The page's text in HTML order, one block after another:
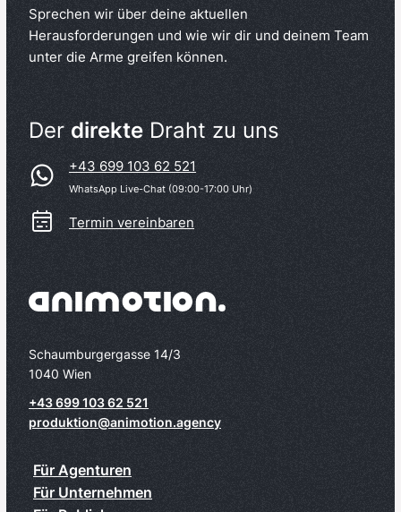
Sprechen wir über deine aktuellen
Herausforderungen und wie wir dir und deinem Team
unter die Arme greifen können.
Der direkte Draht zu uns
+43 699 103 62 521
WhatsApp Live-Chat (09:00-17:00 Uhr)
Termin vereinbaren
Schaumburgergasse 14/3
1040 Wien
+43 699 103 62 521
produktion@animotion.agency
Für Agenturen
Für Unternehmen